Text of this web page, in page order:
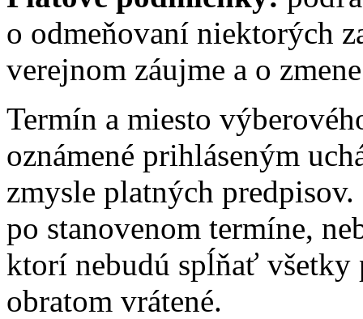
o odmeňovaní niektorých
verejnom záujme a o
Termín a miesto
oznámené prihláseným
zmysle platných
po stanovenom termíne,
ktorí nebudú spĺňať
obratom vrátené.